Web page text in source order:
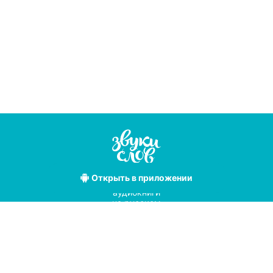
Открытьв приложении
Лучшие
аудиокниги
на русском